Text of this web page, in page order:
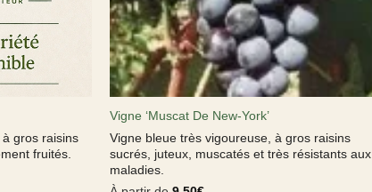
gros raisins
fruités.
Vigne ‘Muscat De New-York’
Vigne bleue très vigoureuse, à gros raisins
sucrés, juteux, muscatés et très résistants aux
maladies.